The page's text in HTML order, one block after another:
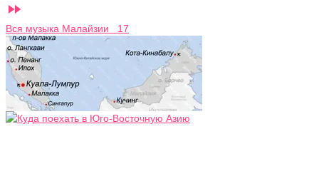

Вся музыка Малайзии 17